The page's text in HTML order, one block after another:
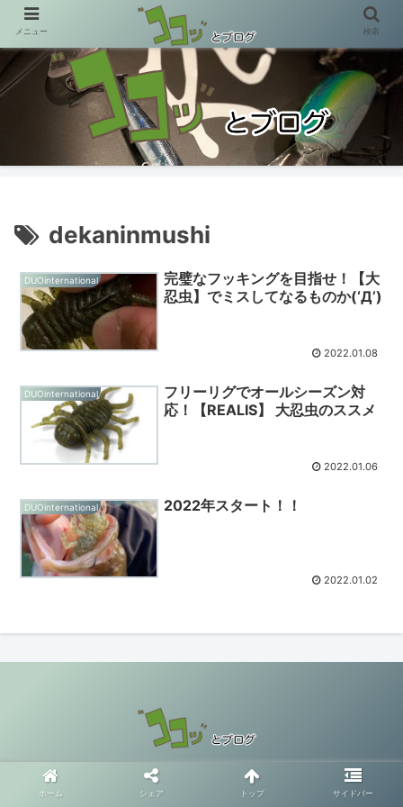
小さなアタリ…大きなヨロコビ(´ω`)
dekaninmushi
DUOinternational
完璧なフッキングを目指せ！【大
忍虫】でミスしてなるものか(‘Д’)
2022.01.08
DUOinternational
フリーリグでオールシーズン対
応！【REALIS】 大忍虫のススメ
2022.01.06
DUOinternational 2022年スタート！！
2022.01.02
© 2021 "ココッ"とブログ.
メニュー 検索
ホーム シェア トップ サイドバー